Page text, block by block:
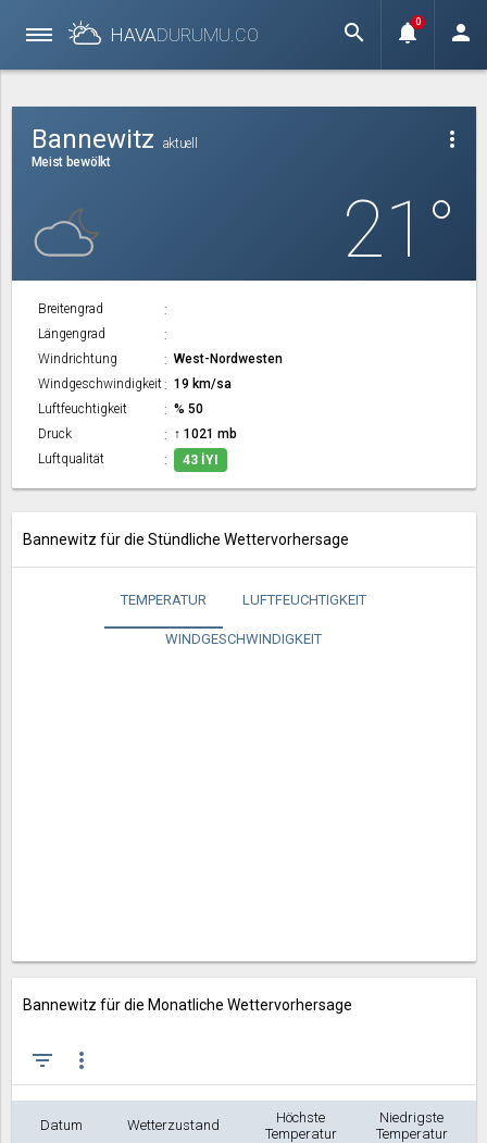
HAVADURUMU.CO search notifications
0 person
more_vert
Bannewitz
aktuell
Meist bewölkt
21°
Breitengrad
Längengrad
Windrichtung
West-Nordwesten
Windgeschwindigkeit
19 km/sa
Luftfeuchtigkeit
% 50
Druck
↑ 1021 mb
Luftqualität
43 İYI
Bannewitz für die Stündliche Wettervorhersage
TEMPERATUR LUFTFEUCHTIGKEIT
WINDGESCHWINDIGKEIT
Bannewitz für die Monatliche Wettervorhersage
filter_list more_vert
Datum Wetterzustand
Höchste
Temperatur
Niedrigste
Temperatur